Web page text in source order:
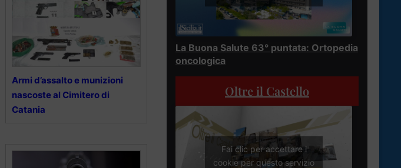
Armi d’assalto e munizioni
nascoste al Cimitero di
Catania
La Buona Salute 63° puntata: Ortopedia
oncologica
Oltre il Castello
Fai clic per accettare i
cookie per questo servizio